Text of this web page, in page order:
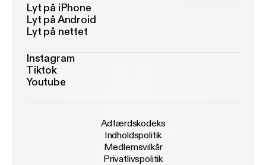
Lyt på iPhone
Lyt på Android
Lyt på nettet
Instagram
Tiktok
Youtube
Adfærdskodeks
Indholdspolitik
Medlemsvilkår
Privatlivspolitik